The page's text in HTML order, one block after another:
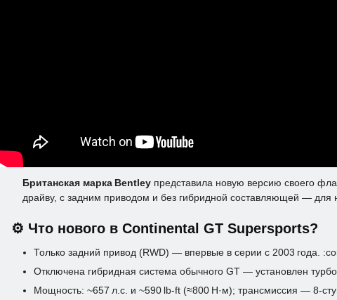
Британская марка Bentley представила новую версию своего
драйву, с задним приводом и без гибридной составляющей — для
⚙️ Что нового в Continental GT Supersports?
Только задний привод (RWD) — впервые в серии с 2003 года.
Отключена гибридная система обычного GT — установлен
Мощность: ~657 л.с. и ~590 lb‑ft (≈800 Н·м); трансмиссия —